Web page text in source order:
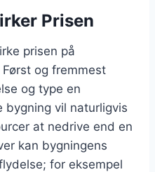
Prisen
prisen på
og fremmest
og type en
vil naturligvis
at nedrive end en
kan bygningens
for eksempel